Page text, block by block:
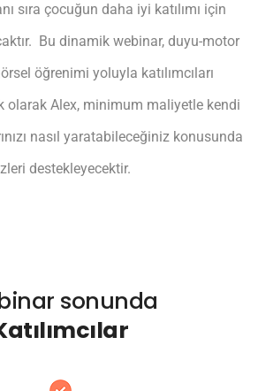
sıra çocuğun daha iyi katılımı için
Bu dinamik webinar, duyu-motor
öğrenimi yoluyla katılımcıları
olarak Alex, minimum maliyetle kendi
nasıl yaratabileceğiniz konusunda
destekleyecektir.
sonunda